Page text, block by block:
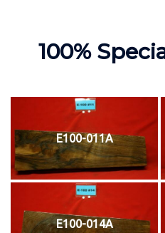
100%
E100-011A
E100-014A